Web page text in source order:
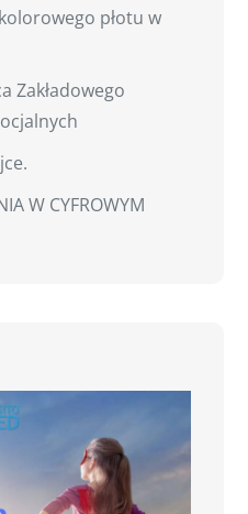
płotu w
Zakładowego
W CYFROWYM